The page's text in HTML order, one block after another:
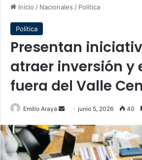
Inicio / Nacionales / Política
Política
Presentan
atraer inversión y
fuera del Valle
Emilio Araya
Send
email
junio 5, 2026 40